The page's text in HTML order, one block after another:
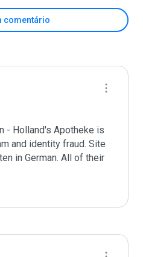
comentário
- Holland's Apotheke is
and identity fraud. Site
in German. All of their